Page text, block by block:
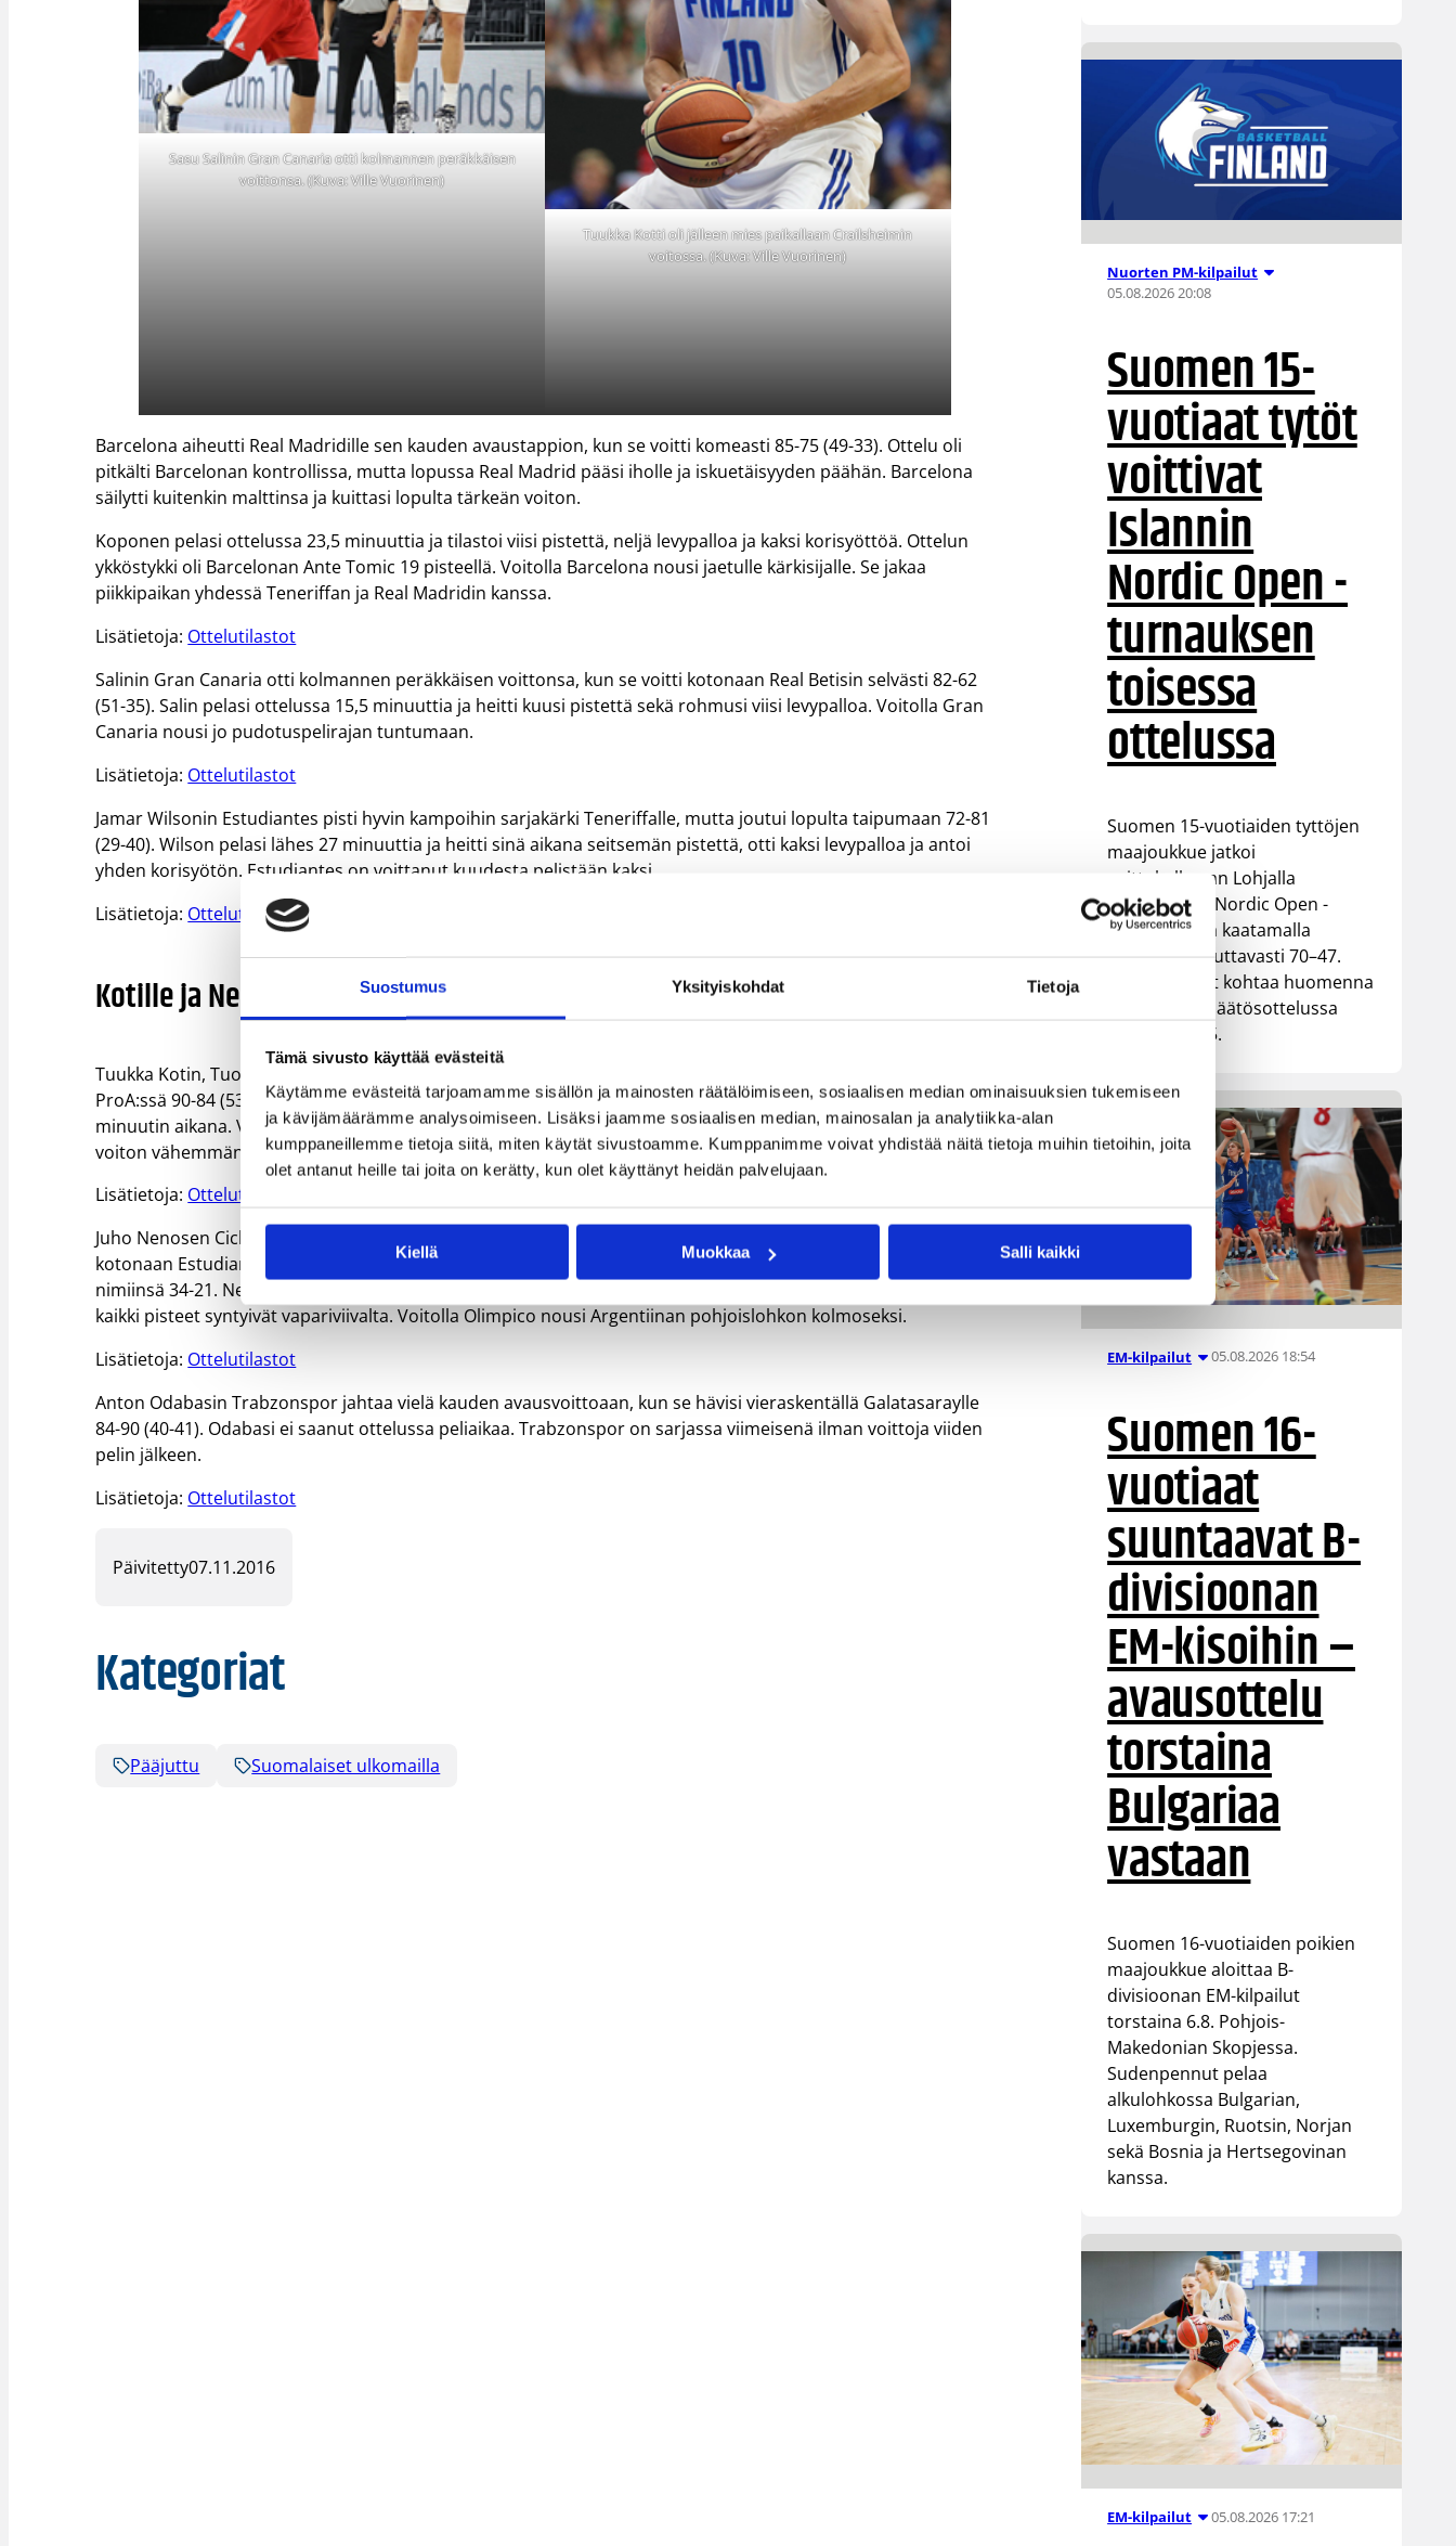
Suostumus Yksityiskohdat Tietoja
Tämä sivusto käyttää evästeitä
Käytämme evästeitä tarjoamamme sisällön ja mainosten räätälöimiseen, sosiaalisen median ominaisuuksien tukemiseen
ja kävijämäärämme analysoimiseen. Lisäksi jaamme sosiaalisen median, mainosalan ja analytiikka-alan
kumppaneillemme tietoja siitä, miten käytät sivustoamme. Kumppanimme voivat yhdistää näitä tietoja muihin tietoihin, joita
olet antanut heille tai joita on kerätty, kun olet käyttänyt heidän palvelujaan.
Kiellä Muokkaa Salli kaikki
Sasu Salinin Gran Canaria otti kolmannen peräkkäisen
voittonsa. (Kuva: Ville Vuorinen)
Tuukka Kotti oli jälleen mies paikallaan Crailsheimin
voitossa. (Kuva: Ville Vuorinen)
Barcelona aiheutti Real Madridille sen kauden avaustappion, kun se voitti komeasti 85-75 (49-33). Ottelu oli
pitkälti Barcelonan kontrollissa, mutta lopussa Real Madrid pääsi iholle ja iskuetäisyyden päähän. Barcelona
säilytti kuitenkin malttinsa ja kuittasi lopulta tärkeän voiton.
Koponen pelasi ottelussa 23,5 minuuttia ja tilastoi viisi pistettä, neljä levypalloa ja kaksi korisyöttöä. Ottelun
ykköstykki oli Barcelonan Ante Tomic 19 pisteellä. Voitolla Barcelona nousi jaetulle kärkisijalle. Se jakaa
piikkipaikan yhdessä Teneriffan ja Real Madridin kanssa.
Lisätietoja: Ottelutilastot
Salinin Gran Canaria otti kolmannen peräkkäisen voittonsa, kun se voitti kotonaan Real Betisin selvästi 82-62
(51-35). Salin pelasi ottelussa 15,5 minuuttia ja heitti kuusi pistettä sekä rohmusi viisi levypalloa. Voitolla Gran
Canaria nousi jo pudotuspelirajan tuntumaan.
Lisätietoja: Ottelutilastot
Jamar Wilsonin Estudiantes pisti hyvin kampoihin sarjakärki Teneriffalle, mutta joutui lopulta taipumaan 72-81
(29-40). Wilson pelasi lähes 27 minuuttia ja heitti sinä aikana seitsemän pistettä, otti kaksi levypalloa ja antoi
yhden korisyötön. Estudiantes on voittanut kuudesta pelistään kaksi.
Lisätietoja: Ottelutilastot
Kotille ja Nenoselle voitot
Tuukka Kotin, Tuomas Iisalon ja Vesa Vertion Crailsheim päätti kahden ottelun viikonloppunsa Saksan
ProA:ssä 90-84 (53-44)-voitolla Hampurista. Kotti heitti 10 pistettä ja otti kaksi levypalloa sekä riisti kahdesti 22
minuutin aikana. Voitolla Crailsheim pysyttelee tiukasti kärkikaksikon Kirchheimin ja Mitteldetscherin takana
voiton vähemmän rekisteröityneenä.
Lisätietoja: Ottelutilastot
Juho Nenosen Ciclista Olimpico palasi tositoimiin Argentiinan sarjassa Liga Sudamerican jälkeen voittamalla
kotonaan Estudiantesin 89-77 (53-33). Olimpico pohjusti voittoa hurjalla toisella neljänneksellä, jonka se vei
nimiinsä 34-21. Nenonen pelasi ottelussa 21 minuuttia tilastoiden kuusi pistettä ja kuusi levypalloa. Nenosen
kaikki pisteet syntyivät vapariviivalta. Voitolla Olimpico nousi Argentiinan pohjoislohkon kolmoseksi.
Lisätietoja: Ottelutilastot
Anton Odabasin Trabzonspor jahtaa vielä kauden avausvoittoaan, kun se hävisi vieraskentällä Galatasaraylle
84-90 (40-41). Odabasi ei saanut ottelussa peliaikaa. Trabzonspor on sarjassa viimeisenä ilman voittoja viiden
pelin jälkeen.
Lisätietoja: Ottelutilastot
Päivitetty07.11.2016
Kategoriat
Pääjuttu Suomalaiset ulkomailla
Nuorten PM-kilpailut
05.08.2026 20:08
Suomen 15-
vuotiaat tytöt
voittivat
Islannin
Nordic Open -
turnauksen
toisessa
ottelussa
Suomen 15-vuotiaiden tyttöjen
maajoukkue jatkoi
voittokulkuaan Lohjalla
pelattavassa Nordic Open -
turnauksessa kaatamalla
Islannin vakuuttavasti 70–47.
Sudenpennut kohtaa huomenna
turnauksen päätösottelussa
Latvian klo 15.
EM-kilpailut 05.08.2026 18:54
Suomen 16-
vuotiaat
suuntaavat B-
divisioonan
EM-kisoihin –
avausottelu
torstaina
Bulgariaa
vastaan
Suomen 16-vuotiaiden poikien
maajoukkue aloittaa B-
divisioonan EM-kilpailut
torstaina 6.8. Pohjois-
Makedonian Skopjessa.
Sudenpennut pelaa
alkulohkossa Bulgarian,
Luxemburgin, Ruotsin, Norjan
sekä Bosnia ja Hertsegovinan
kanssa.
EM-kilpailut 05.08.2026 17:21